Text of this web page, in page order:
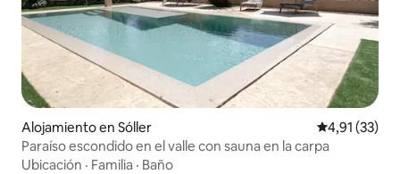
Alojamiento en Sóller Calificación
4,91 (33)
Paraíso escondido en el valle con sauna en la carpa
Ubicación · Familia · Baño